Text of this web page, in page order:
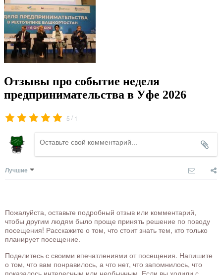
Отзывы про событие неделя
предпринимательства в Уфе 2026
5 / 1
Лучшие
Пожалуйста, оставьте подробный отзыв или комментарий,
чтобы другим людям было проще принять решение по поводу
посещения! Расскажите о том, что стоит знать тем, кто только
планирует посещение.
Поделитесь с своими впечатлениями от посещения. Напишите
о том, что вам понравилось, а что нет, что запомнилось, что
показалось интересным или необычным. Если вы ходили с